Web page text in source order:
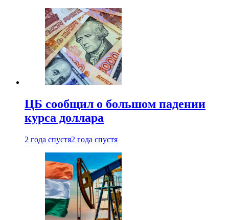
ЦБ сообщил о большом падении
курса доллара
2 года спустя2 года спустя